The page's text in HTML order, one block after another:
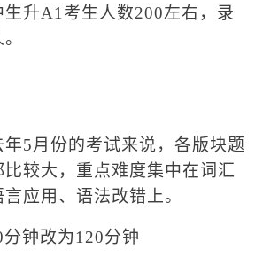
生升A1考生人数200左右，录
年5月份的考试来说，各版块题
较大，重点难度集中在词汇
应用、语法改错上。
分钟改为120分钟